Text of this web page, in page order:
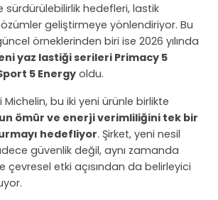
sürdürülebilirlik hedefleri, lastik
geliştirmeye yönlendiriyor. Bu
örneklerinden biri ise 2026 yılında
yaz lastiği serileri Primacy 5
5 Energy oldu.
Michelin, bu iki yeni ürünle birlikte
ömür ve enerji verimliliğini tek bir
hedefliyor. Şirket, yeni nesil
güvenlik değil, aynı zamanda
çevresel etki açısından da belirleyici